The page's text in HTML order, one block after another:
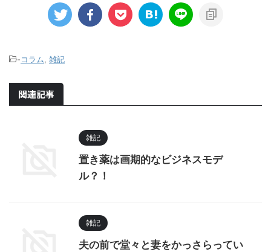
-コラム 雑記
関連記事
雑記
置き薬は画期的なビジネスモデ
ル？！
雑記
夫の前で堂々と妻をかっさらってい